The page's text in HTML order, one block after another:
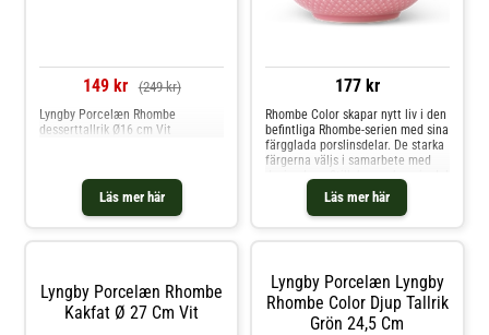
149 kr (249 kr)
Läs mer här
Lyngby Porcelæn Rhombe
desserttallrik Ø16 cm Vit
177 kr
Läs mer här
Rhombe Color skapar nytt liv i den
befintliga Rhombe-serien med sina
färgglada porslinsdelar. De starka
färgerna väljs i samarbete med
designduon Stilleben och varje del
av Rhombe Color-serien har sin
egen unika färg. Alla delar kan
matchas och kombineras med
Lyngby Porcelæn Rhombe
Kakfat Ø 27 Cm Vit
Lyngby Porcelæn Lyngby
Rhombe Color Djup Tallrik
Grön 24,5 Cm